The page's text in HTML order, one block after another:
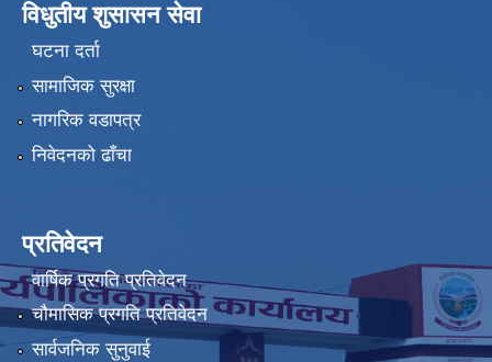
विधुतीय शुसासन सेवा
घटना दर्ता
सामाजिक सुरक्षा
नागरिक वडापत्र
निवेदनको ढाँचा
प्रतिवेदन
वार्षिक प्रगति प्रतिवेदन
चौमासिक प्रगति प्रतिवेदन
सार्वजनिक सुनुवाई